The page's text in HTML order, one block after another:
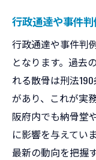
行政通達や事件
行政通達や事件判
となります。過去
れる散骨は刑法
があり、これが実
阪府内でも納骨堂
に影響を与えてい
最新の動向を把握